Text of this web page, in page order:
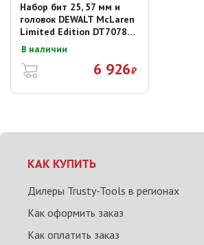
Набор бит 25, 57 мм и
головок DEWALT McLaren
Limited Edition DT70782-
QZ (33 шт)
В наличии
6 926₽
КАК КУПИТЬ
Дилеры Trusty-Tools в регионах
Как оформить заказ
Как оплатить заказ